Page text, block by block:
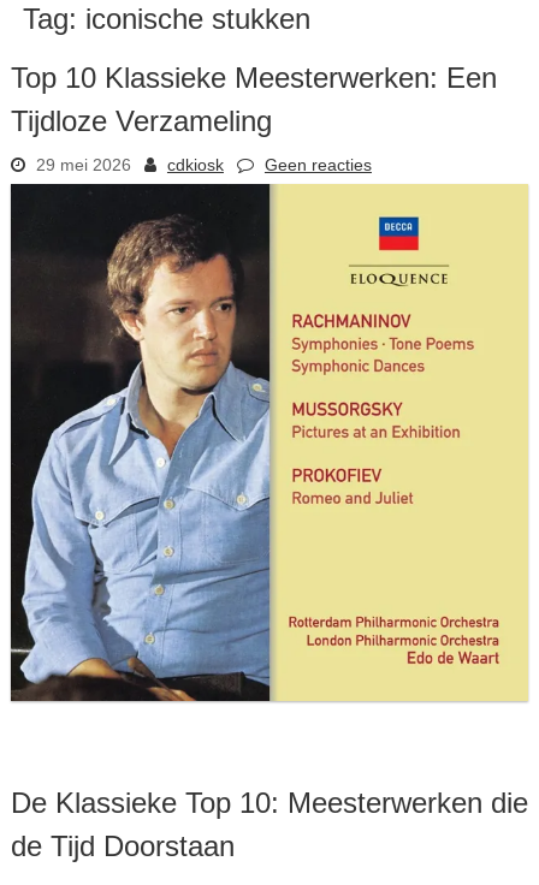
Tag: iconische stukken
Top 10 Klassieke Meesterwerken: Een
Tijdloze Verzameling
29 mei 2026 cdkiosk Geen reacties
De Klassieke Top 10: Meesterwerken die
de Tijd Doorstaan